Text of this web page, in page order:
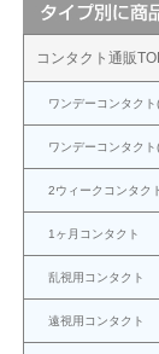
コンタクト通販
ワンデーコンタクト
ワンデーコンタク
2ウィークコンタク
1ヶ月コンタクト
乱視用コンタクト
遠視用コンタクト